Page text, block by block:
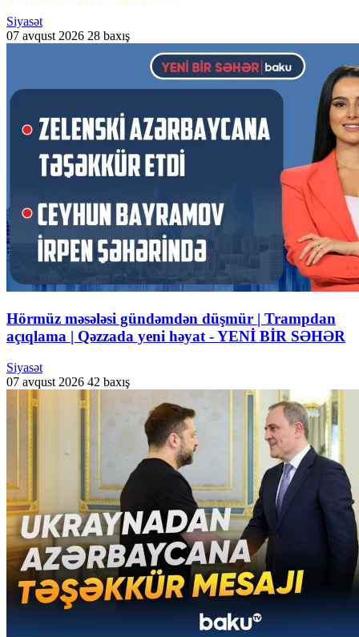
Siyasət
07 avqust 2026 28 baxış
Hörmüz məsələsi gündəmdən düşmür | Trampdan
açıqlama | Qəzzada yeni həyat - YENİ BİR SƏHƏR
Siyasət
07 avqust 2026 42 baxış